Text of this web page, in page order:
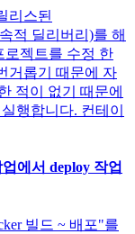
리스된
적 딜리버리)를 해
로젝트를 수정 한
거롭기 때문에 자
적이 없기 때문에
행합니다. 컨테이
에서 deploy 작업
빌드 ~ 배포"를